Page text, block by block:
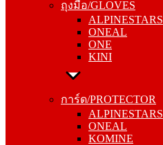
ถุงมือ/GLOVES
ALPINESTARS
ONEAL
ONE
KINI
การ์ด/PROTECTOR
ALPINESTARS
ONEAL
KOMINE
ONEAL
ONE
KINI
การ์ด/PROTECTOR
ONEAL
KOMINE